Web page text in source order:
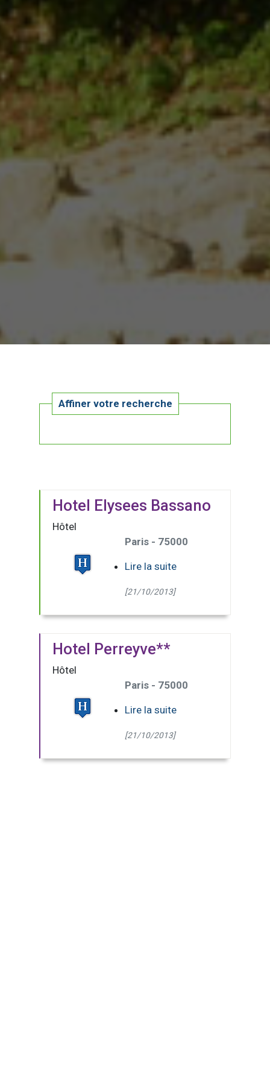
Affiner votre recherche
Hotel Elysees Bassano
Hôtel
Paris - 75000
Lire la suite
[21/10/2013]
Hotel Perreyve**
Hôtel
Paris - 75000
Lire la suite
[21/10/2013]